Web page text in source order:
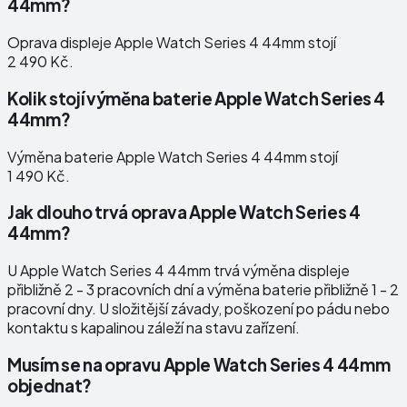
44mm?
Oprava displeje Apple Watch Series 4 44mm stojí
2 490 Kč.
Kolik stojí výměna baterie Apple Watch Series 4
44mm?
Výměna baterie Apple Watch Series 4 44mm stojí
1 490 Kč.
Jak dlouho trvá oprava Apple Watch Series 4
44mm?
U Apple Watch Series 4 44mm trvá výměna displeje
přibližně 2 - 3 pracovních dní a výměna baterie přibližně 1 - 2
pracovní dny. U složitější závady, poškození po pádu nebo
kontaktu s kapalinou záleží na stavu zařízení.
Musím se na opravu Apple Watch Series 4 44mm
objednat?